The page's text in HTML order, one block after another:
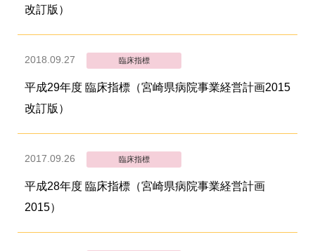
改訂版）
2018.09.27 臨床指標
平成29年度 臨床指標（宮崎県病院事業経営計画2015
改訂版）
2017.09.26 臨床指標
平成28年度 臨床指標（宮崎県病院事業経営計画
2015）